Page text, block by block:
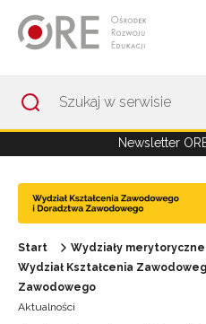
Newsletter
Start
Wydziały merytoryczne
Wydział Kształcenia
Zawodowego
Aktualności